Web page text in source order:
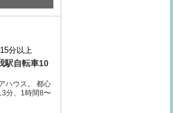
分以上
駅自転車10
ハウス。 都心
分、1時間8〜